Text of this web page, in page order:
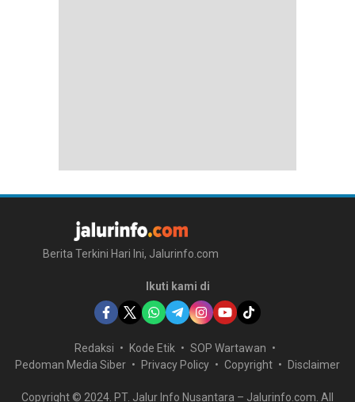
Berita Terkini Hari Ini, Jalurinfo.com
Ikuti kami di
Redaksi Kode Etik
SOP Wartawan
Pedoman Media Siber
Privacy Policy Copyright Disclaimer
Copyright © 2024. PT. Jalur Info Nusantara – Jalurinfo.com. All